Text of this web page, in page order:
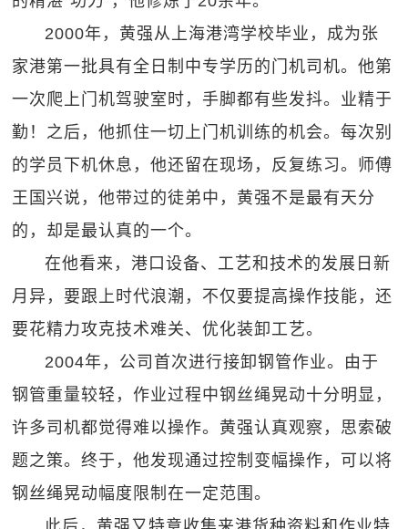
2000年，黄强从上海港湾学校毕业，成为张
家港第一批具有全日制中专学历的门机司机。他第
一次爬上门机驾驶室时，手脚都有些发抖。业精于
勤！之后，他抓住一切上门机训练的机会。每次别
的学员下机休息，他还留在现场，反复练习。师傅
王国兴说，他带过的徒弟中，黄强不是最有天分
的，却是最认真的一个。
在他看来，港口设备、工艺和技术的发展日新
月异，要跟上时代浪潮，不仅要提高操作技能，还
要花精力攻克技术难关、优化装卸工艺。
2004年，公司首次进行接卸钢管作业。由于
钢管重量较轻，作业过程中钢丝绳晃动十分明显，
许多司机都觉得难以操作。黄强认真观察，思索破
题之策。终于，他发现通过控制变幅操作，可以将
钢丝绳晃动幅度限制在一定范围。